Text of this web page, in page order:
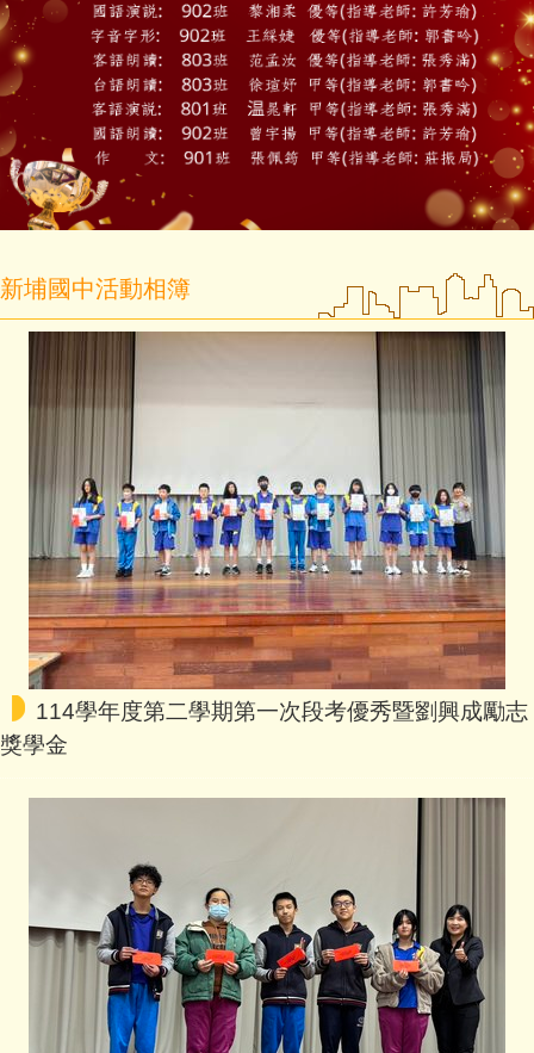
2026-08-04
轉知-檢送教育部「教師數位教學
增能培訓」規劃相關課程資料及
師資名單
教育部國民及學前教育署指導、
財團法人遠哲科學教育基金會主
辦之「第七屆遠哲文創科學探究
教務處
2026-08-03
「外語能力測驗-基礎級（FLPT-B
asic）」將舉辦線上說明會，鼓
勵師長、學生踴躍報名參加。
新竹縣政府辦理「115年客語薪傳
師培訓」場次六調整上課日期
案，詳如說明
教務處
2025-12-15
🎉恭喜本校學生參加 114 年度新埔
客語朗讀比賽表現優異！
admin
2025-06-06
新埔國中113會考創佳績
新竹縣113學年度英語競賽，榮獲
佳績
教務處
新埔國中活動相簿
114學年度第二學期第一次段考優秀暨劉興成勵志
獎學金